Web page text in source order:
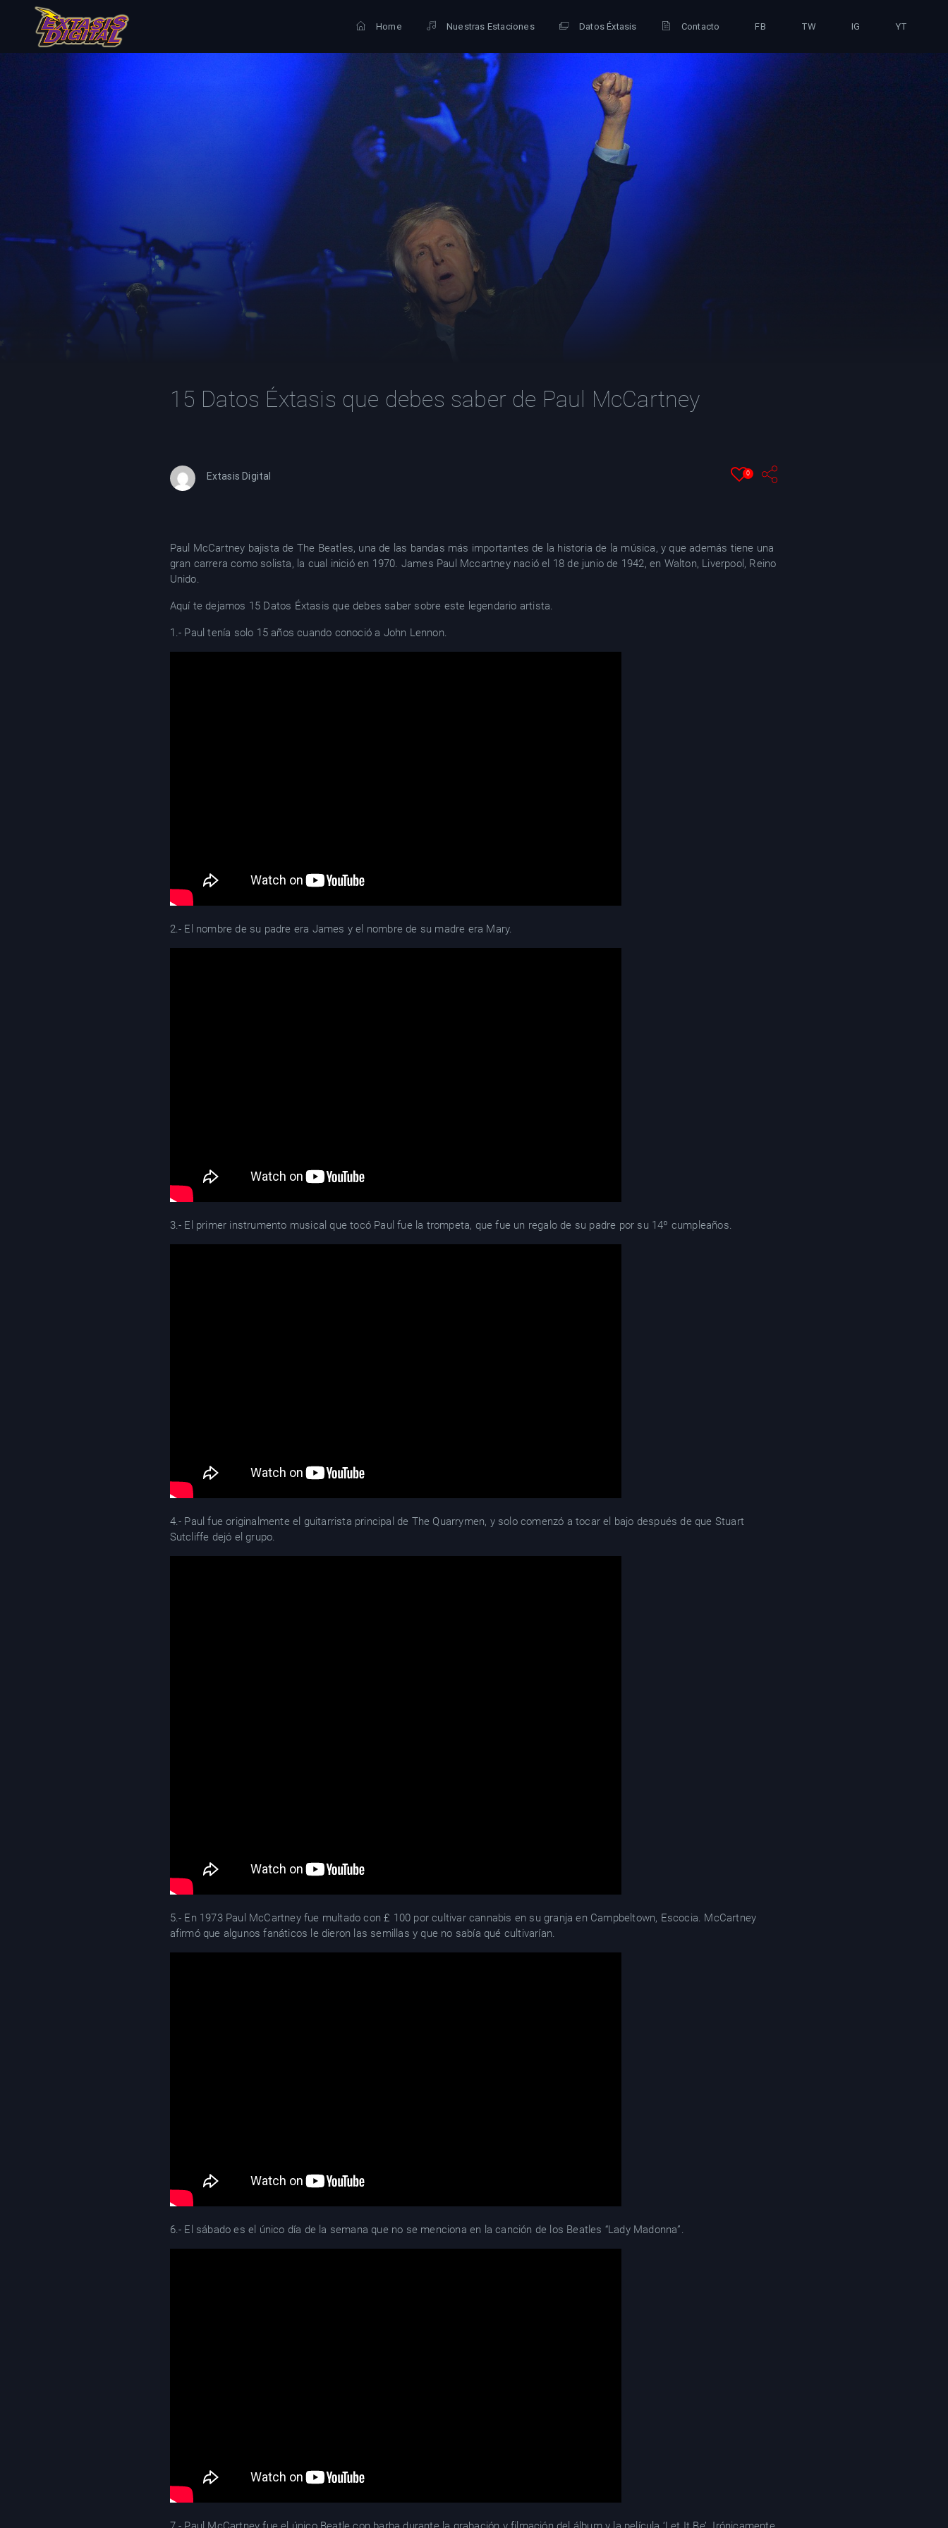
Home Nuestras Estaciones Datos Éxtasis Contacto FB TW IG YT
15 Datos Éxtasis que debes saber de Paul McCartney
Extasis Digital 0
Paul McCartney bajista de The Beatles, una de las bandas más importantes de la historia de la música, y que además tiene una
gran carrera como solista, la cual inició en 1970. James Paul Mccartney nació el 18 de junio de 1942, en Walton, Liverpool, Reino
Unido.
Aquí te dejamos 15 Datos Éxtasis que debes saber sobre este legendario artista.
1.- Paul tenía solo 15 años cuando conoció a John Lennon.
2.- El nombre de su padre era James y el nombre de su madre era Mary.
3.- El primer instrumento musical que tocó Paul fue la trompeta, que fue un regalo de su padre por su 14º cumpleaños.
4.- Paul fue originalmente el guitarrista principal de The Quarrymen, y solo comenzó a tocar el bajo después de que Stuart
Sutcliffe dejó el grupo.
5.- En 1973 Paul McCartney fue multado con £ 100 por cultivar cannabis en su granja en Campbeltown, Escocia. McCartney
afirmó que algunos fanáticos le dieron las semillas y que no sabía qué cultivarían.
6.- El sábado es el único día de la semana que no se menciona en la canción de los Beatles “Lady Madonna”.